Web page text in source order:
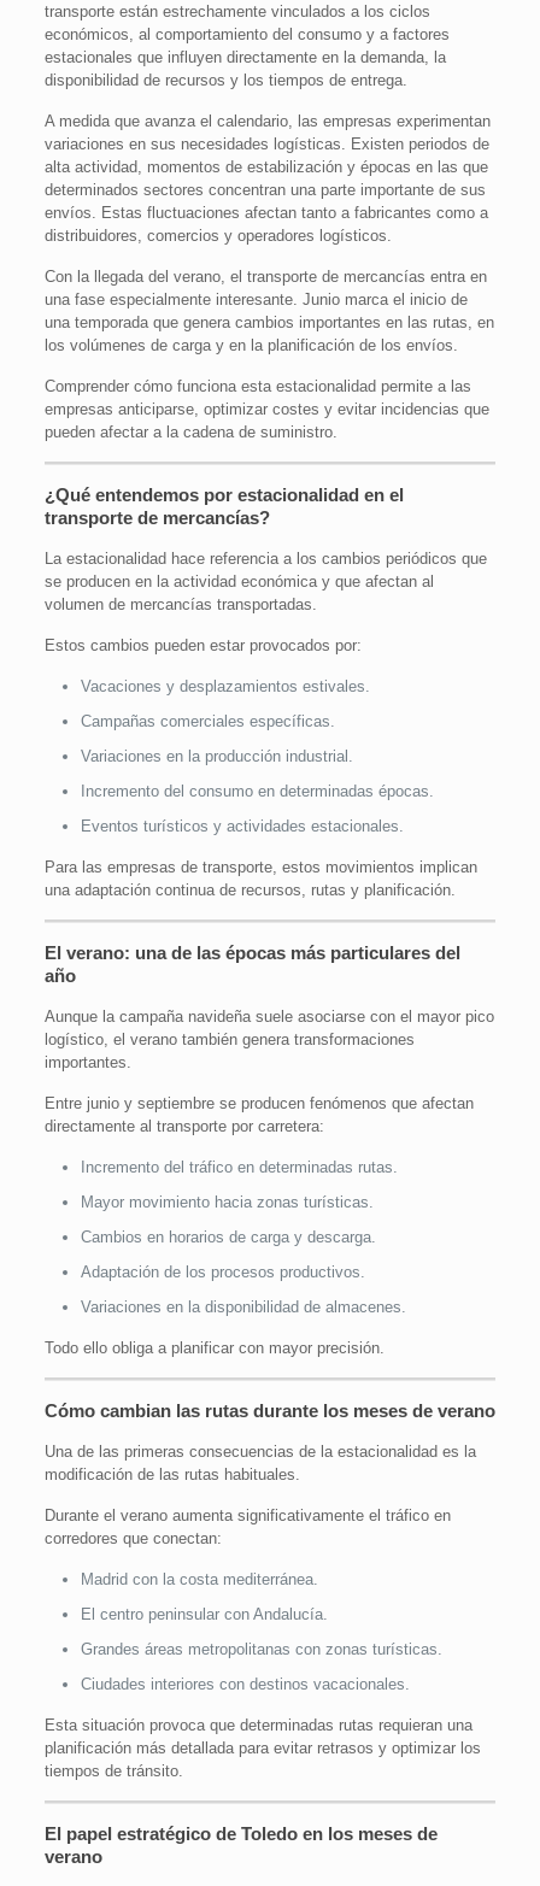
transporte están estrechamente vinculados a los ciclos
económicos, al comportamiento del consumo y a factores
estacionales que influyen directamente en la demanda, la
disponibilidad de recursos y los tiempos de entrega.
A medida que avanza el calendario, las empresas experimentan
variaciones en sus necesidades logísticas. Existen periodos de
alta actividad, momentos de estabilización y épocas en las que
determinados sectores concentran una parte importante de sus
envíos. Estas fluctuaciones afectan tanto a fabricantes como a
distribuidores, comercios y operadores logísticos.
Con la llegada del verano, el transporte de mercancías entra en
una fase especialmente interesante. Junio marca el inicio de
una temporada que genera cambios importantes en las rutas, en
los volúmenes de carga y en la planificación de los envíos.
Comprender cómo funciona esta estacionalidad permite a las
empresas anticiparse, optimizar costes y evitar incidencias que
pueden afectar a la cadena de suministro.
¿Qué entendemos por estacionalidad en el
transporte de mercancías?
La estacionalidad hace referencia a los cambios periódicos que
se producen en la actividad económica y que afectan al
volumen de mercancías transportadas.
Estos cambios pueden estar provocados por:
Vacaciones y desplazamientos estivales.
Campañas comerciales específicas.
Variaciones en la producción industrial.
Incremento del consumo en determinadas épocas.
Eventos turísticos y actividades estacionales.
Para las empresas de transporte, estos movimientos implican
una adaptación continua de recursos, rutas y planificación.
El verano: una de las épocas más particulares del
año
Aunque la campaña navideña suele asociarse con el mayor pico
logístico, el verano también genera transformaciones
importantes.
Entre junio y septiembre se producen fenómenos que afectan
directamente al transporte por carretera:
Incremento del tráfico en determinadas rutas.
Mayor movimiento hacia zonas turísticas.
Cambios en horarios de carga y descarga.
Adaptación de los procesos productivos.
Variaciones en la disponibilidad de almacenes.
Todo ello obliga a planificar con mayor precisión.
Cómo cambian las rutas durante los meses de verano
Una de las primeras consecuencias de la estacionalidad es la
modificación de las rutas habituales.
Durante el verano aumenta significativamente el tráfico en
corredores que conectan:
Madrid con la costa mediterránea.
El centro peninsular con Andalucía.
Grandes áreas metropolitanas con zonas turísticas.
Ciudades interiores con destinos vacacionales.
Esta situación provoca que determinadas rutas requieran una
planificación más detallada para evitar retrasos y optimizar los
tiempos de tránsito.
El papel estratégico de Toledo en los meses de
verano